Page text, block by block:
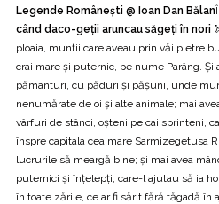
Legende Românești @ Ioan Dan Bălan
când daco-geții aruncau săgeți în nori
ploaia, munţii care aveau prin văi pietre
crai mare şi puternic, pe nume Parâng. Şi
pământuri, cu păduri şi păşuni, unde
nenumărate de oi şi alte animale; mai
vârfuri de stânci, oşteni pe cai sprinteni,
înspre capitala cea mare Sarmizegetusa
lucrurile să meargă bine; şi mai avea
puternici şi înțelepți, care-l ajutau să ia
în toate zările, ce ar fi sărit fără tăgadă în